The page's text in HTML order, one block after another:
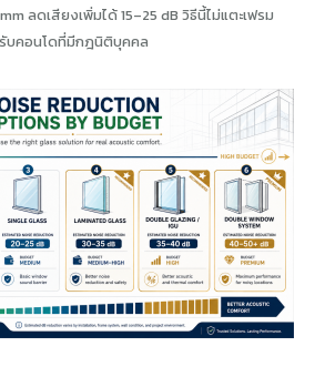
ลดเสียงเพิ่มได้ 15–25 dB วิธีนี้ไม่แตะเฟรม
รับคอนโดที่มีกฎนิติบุคคล